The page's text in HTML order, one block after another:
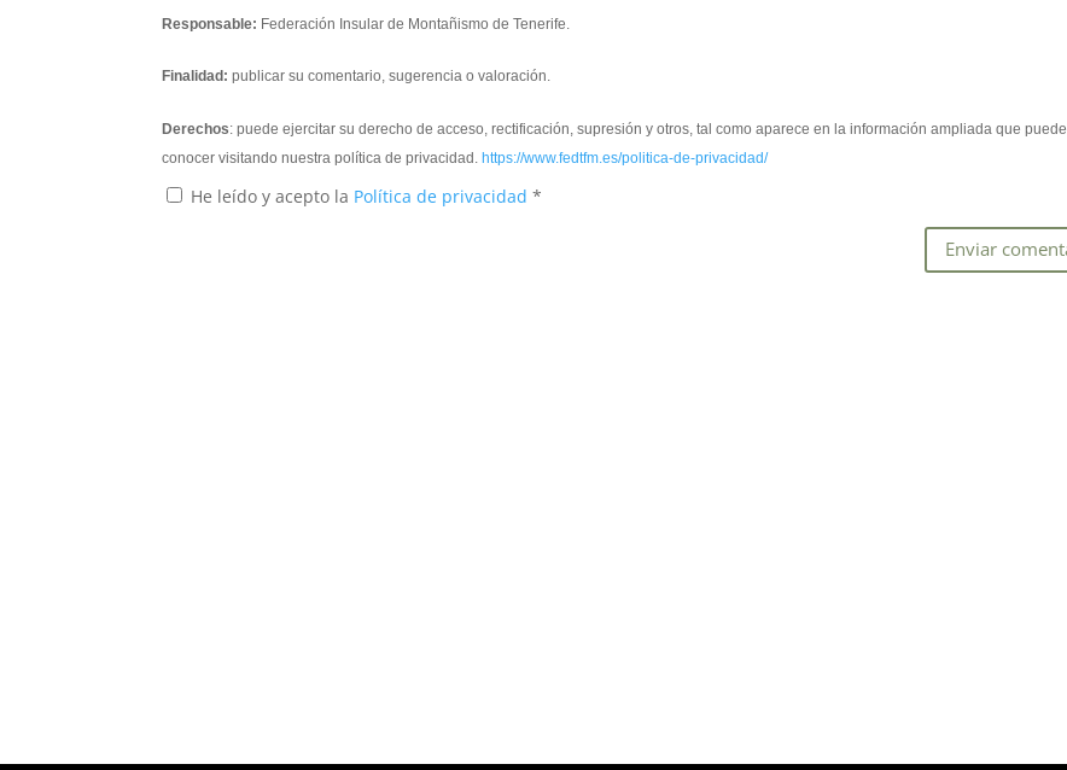
Responsable: Federación Insular de Montañismo de Tenerife.
Finalidad: publicar su comentario, sugerencia o valoración.
Derechos: puede ejercitar su derecho de acceso, rectificación, supresión y otros, tal como aparece en la información ampliada que puede
conocer visitando nuestra política de privacidad.https://www.fedtfm.es/politica-de-privacidad/
He leído y acepto la Política de privacidad*